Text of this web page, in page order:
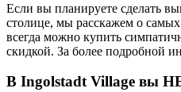
Если вы планируете сделать
столице, мы расскажем о
всегда можно купить
скидкой. За более подробной
В Ingolstadt Village вы